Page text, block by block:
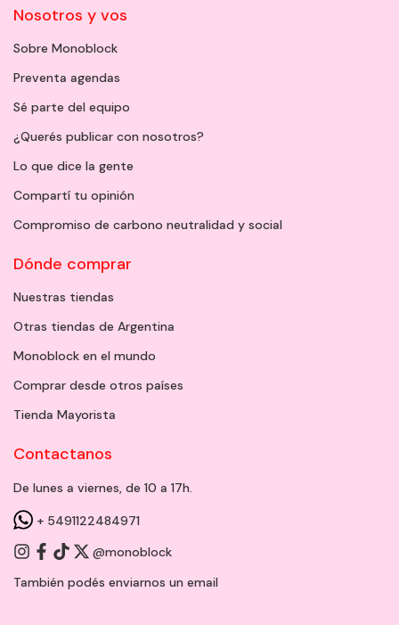
Nosotros y vos
Sobre Monoblock
Preventa agendas
Sé parte del equipo
¿Querés publicar con nosotros?
Lo que dice la gente
Compartí tu opinión
Compromiso de carbono neutralidad y social
Dónde comprar
Nuestras tiendas
Otras tiendas de Argentina
Monoblock en el mundo
Comprar desde otros países
Tienda Mayorista
Contactanos
De lunes a viernes, de 10 a 17h.
+ 5491122484971
@monoblock
También podés enviarnos un email